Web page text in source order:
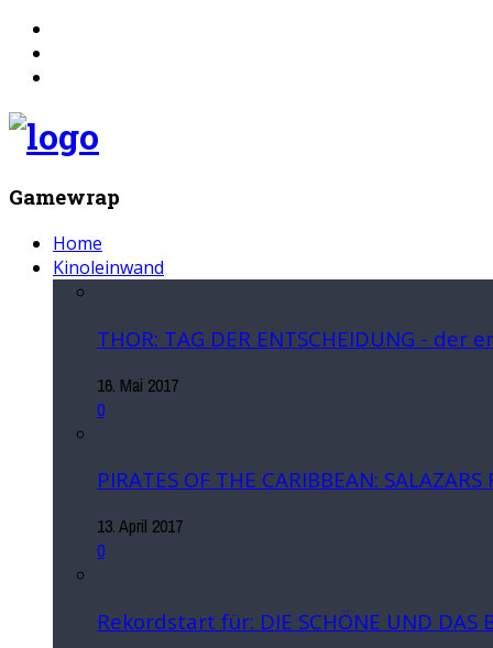
Gamewrap
Home
Kinoleinwand
THOR: TAG DER ENTSCHEIDUNG -
16. Mai 2017
0
PIRATES OF THE CARIBBEAN: SALAZARS
13. April 2017
0
Rekordstart für: DIE SCHÖNE UND DAS